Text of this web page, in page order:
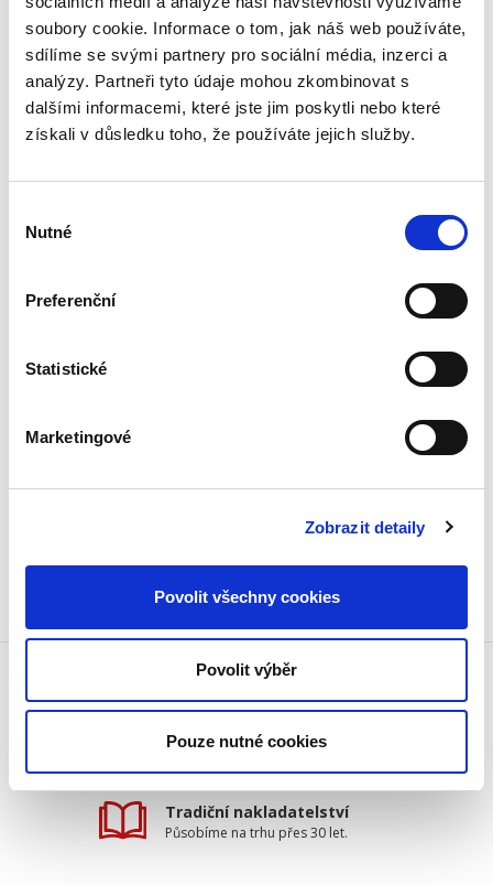
soubory cookie. Informace o tom, jak náš web používáte,
sdílíme se svými partnery pro sociální média, inzerci a
analýzy. Partneři tyto údaje mohou zkombinovat s
dalšími informacemi, které jste jim poskytli nebo které
získali v důsledku toho, že používáte jejich služby.
souhlasu
Nutné
Preferenční
Statistické
Marketingové
Zobrazit detaily
Povolit všechny cookies
Povolit výběr
Pouze nutné cookies
Ústava České republiky. 2.
vydání
2 190,00 Kč
vztahu státu a jednotlivce. V tomto směru
akcentuje zejména závěry vyplývající z
judikatury Ústavního soudu, včetně
judikatury nejnovější, jejíž přehled nabízí. Byť
je z tohoto hlediska zaměřen zejména na
teoretické zdroje, včetně těch zahraničních.
Vydání:
Doprava zdarma
při nákupu nad 1500 Kč.
Tradiční nakladatelství
Působíme na trhu přes 30 let.